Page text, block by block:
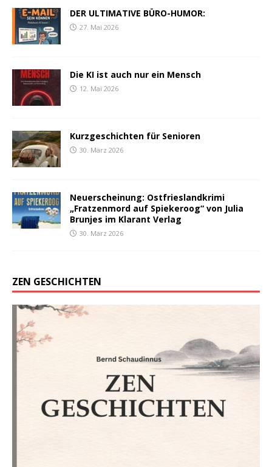
DER ULTIMATIVE BÜRO-HUMOR:
27. Mai 2026
Die KI ist auch nur ein Mensch
12. Mai 2026
Kurzgeschichten für Senioren
30. März 2026
Neuerscheinung: Ostfrieslandkrimi
„Fratzenmord auf Spiekeroog“ von Julia
Brunjes im Klarant Verlag
30. März 2026
ZEN GESCHICHTEN